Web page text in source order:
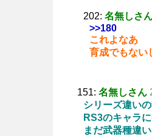
202: 名無しさ
>>180
これよなあ
育成でもない
151: 名無しさん
シリーズ違い
RS3のキャラ
まだ武器種違